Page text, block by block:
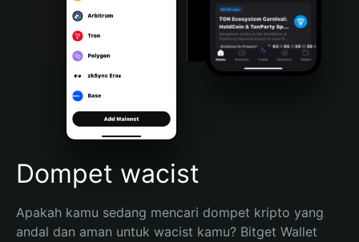
Bahasa Indonesia
Português (Brasil)
Español (Argentina)
Dompet wacist
Apakah kamu sedang mencari dompet kripto yang
andal dan aman untuk wacist kamu? Bitget Wallet